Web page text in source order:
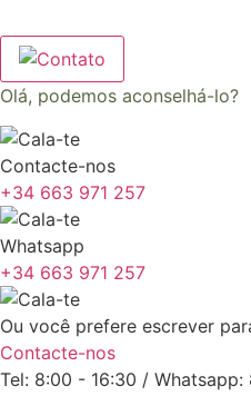
Olá, podemos aconselhá-lo?
Contacte-nos
+34 663 971 257
Whatsapp
+34 663 971 257
Ou você prefere escrever
Contacte-nos
Tel: 8:00 - 16:30 /